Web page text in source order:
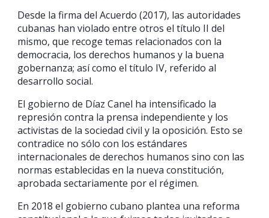
Desde la firma del Acuerdo (2017), las autoridades
cubanas han violado entre otros el título II del
mismo, que recoge temas relacionados con la
democracia, los derechos humanos y la buena
gobernanza; así como el título IV, referido al
desarrollo social.
El gobierno de Díaz Canel ha intensificado la
represión contra la prensa independiente y los
activistas de la sociedad civil y la oposición. Esto se
contradice no sólo con los estándares
internacionales de derechos humanos sino con las
normas establecidas en la nueva constitución,
aprobada sectariamente por el régimen.
En 2018 el gobierno cubano plantea una reforma